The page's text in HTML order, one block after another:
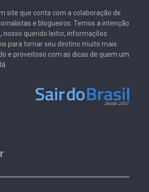
site que conta com a colaboração de
e blogueiros. Temos a intenção
nosso querido leitor, informações
para tornar seu destino muito mais
e proveitoso com as dicas de quem um